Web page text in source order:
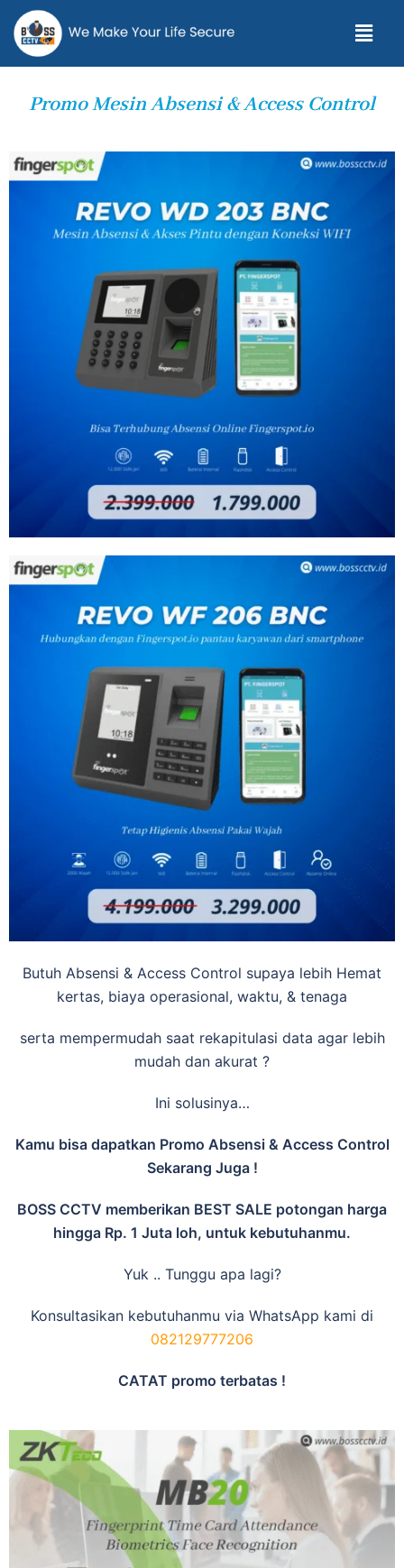
Promo Mesin Absensi & Access Control
Butuh Absensi & Access Control supaya lebih Hemat
kertas, biaya operasional, waktu, & tenaga
serta mempermudah saat rekapitulasi data agar lebih
mudah dan akurat ?
Ini solusinya…
Kamu bisa dapatkan Promo Absensi & Access Control
Sekarang Juga !
BOSS CCTV memberikan BEST SALE potongan harga
hingga Rp. 1 Juta loh, untuk kebutuhanmu.
Yuk .. Tunggu apa lagi?
Konsultasikan kebutuhanmu via WhatsApp kami di
082129777206
CATAT promo terbatas !